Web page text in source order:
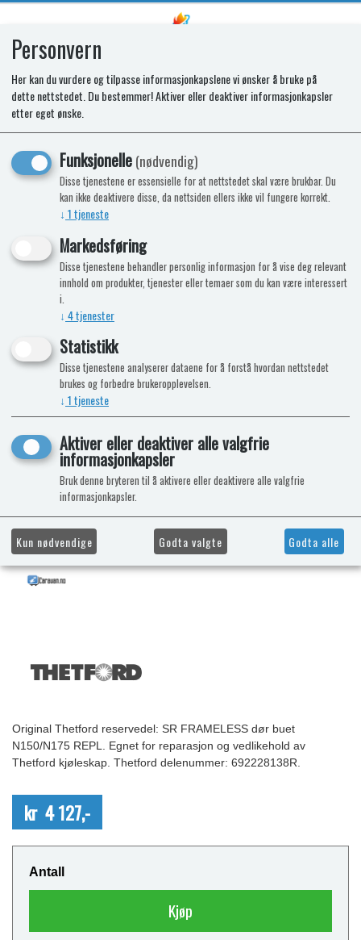
SR FRAMELESS DOOR CURVED
N150/N175 REPL
Original Thetford reservedel: SR FRAMELESS dør buet
N150/N175 REPL. Egnet for reparasjon og vedlikehold av
Thetford kjøleskap. Thetford delenummer: 692228138R.
kr 4 127,-
Antall
Kjøp
Personvern
Her kan du vurdere og tilpasse informasjonkapslene vi ønsker å bruke på
dette nettstedet. Du bestemmer! Aktiver eller deaktiver informasjonkapsler
etter eget ønske.
Funksjonelle(nødvendig)
Disse tjenestene er essensielle for at nettstedet skal være brukbar. Du
kan ikke deaktivere disse, da nettsiden ellers ikke vil fungere korrekt.
↓ 1tjeneste
Markedsføring
Disse tjenestene behandler personlig informasjon for å vise deg relevant
innhold om produkter, tjenester eller temaer som du kan være interessert
i.
↓ 4tjenester
Statistikk
Disse tjenestene analyserer dataene for å forstå hvordan nettstedet
brukes og forbedre brukeropplevelsen.
↓ 1tjeneste
Aktiver eller deaktiver alle valgfrie
informasjonkapsler
Bruk denne bryteren til å aktivere eller deaktivere alle valgfrie
informasjonkapsler.
Kun nødvendige Godta valgte Godta alle